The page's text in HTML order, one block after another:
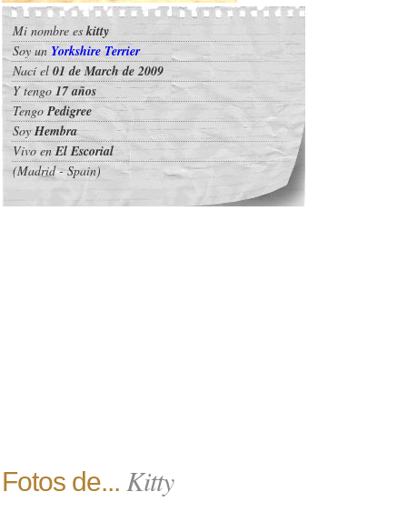
Mi nombre eskitty
Soy un Yorkshire Terrier
Nací el 01 de March de 2009
Y tengo 17 años
TengoPedigree
SoyHembra
Vivo enEl Escorial
(Madrid - Spain)
Fotos de... Kitty